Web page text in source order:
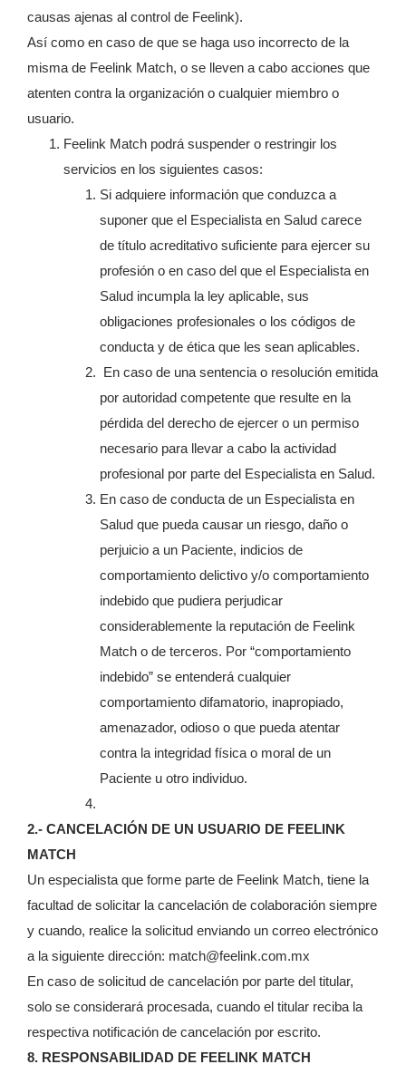
causas ajenas al control de Feelink).
Así como en caso de que se haga uso incorrecto de la
misma de Feelink Match, o se lleven a cabo acciones que
atenten contra la organización o cualquier miembro o
usuario.
Feelink Match podrá suspender o restringir los
servicios en los siguientes casos:
Si adquiere información que conduzca a
suponer que el Especialista en Salud carece
de título acreditativo suficiente para ejercer su
profesión o en caso del que el Especialista en
Salud incumpla la ley aplicable, sus
obligaciones profesionales o los códigos de
conducta y de ética que les sean aplicables.
En caso de una sentencia o resolución emitida
por autoridad competente que resulte en la
pérdida del derecho de ejercer o un permiso
necesario para llevar a cabo la actividad
profesional por parte del Especialista en Salud.
En caso de conducta de un Especialista en
Salud que pueda causar un riesgo, daño o
perjuicio a un Paciente, indicios de
comportamiento delictivo y/o comportamiento
indebido que pudiera perjudicar
considerablemente la reputación de Feelink
Match o de terceros. Por “comportamiento
indebido” se entenderá cualquier
comportamiento difamatorio, inapropiado,
amenazador, odioso o que pueda atentar
contra la integridad física o moral de un
Paciente u otro individuo.
2.- CANCELACIÓN DE UN USUARIO DE FEELINK
MATCH
Un especialista que forme parte de Feelink Match, tiene la
facultad de solicitar la cancelación de colaboración siempre
y cuando, realice la solicitud enviando un correo electrónico
a la siguiente dirección: match@feelink.com.mx
En caso de solicitud de cancelación por parte del titular,
solo se considerará procesada, cuando el titular reciba la
respectiva notificación de cancelación por escrito.
8. RESPONSABILIDAD DE FEELINK MATCH